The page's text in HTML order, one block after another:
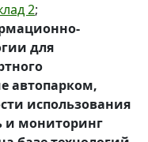
2;
для
автопарком,
использования
и мониторинг